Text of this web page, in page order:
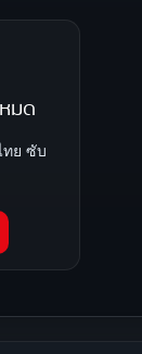
มด
ทย ซับ